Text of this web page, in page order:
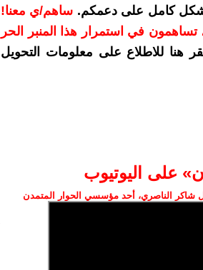
بشكل كامل على دعمكم. ساهم/ي معنا!
تساهمون في استمرار هذا المنبر الحر
هنا للاطلاع على معلومات التحويل
على اليوتيوب
شاكر الناصري، أحد مؤسسي الحوار المتمدن